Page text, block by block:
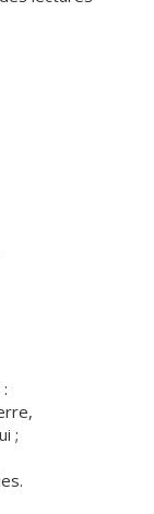
;